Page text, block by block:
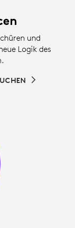
und
Logik des